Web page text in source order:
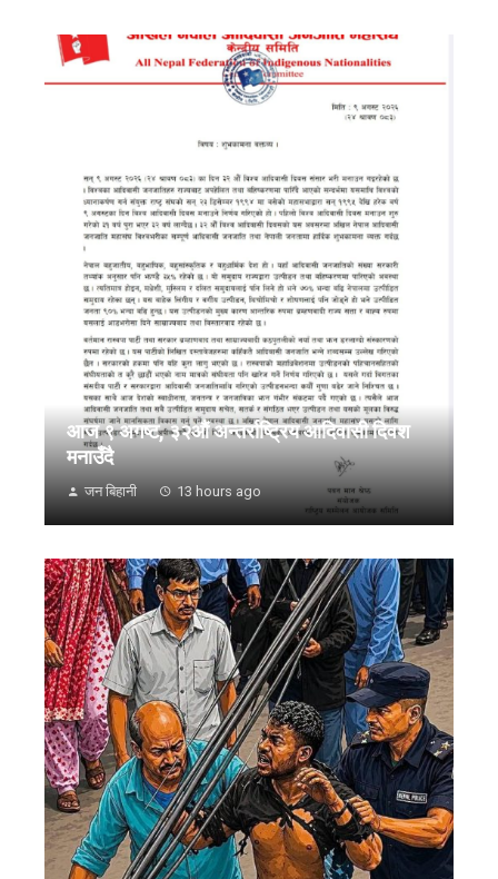
आज ९ अगष्ट, ३२औं अन्तर्राष्ट्रिय आदिवासी दिवश
मनाउँदै
जन बिहानी 13 hours ago